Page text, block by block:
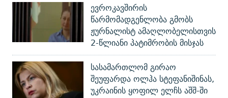
ევროკავშირის
წარმომადგენლობა გმობს
ჟურნალისტ ამაღლობელისთვის
2-წლიანი პატიმრობის მისჯას
სასამართლომ გირაო
შეუფარდა ოლჰა სტეფანიშინას,
უკრაინის ყოფილ ელჩს აშშ-ში